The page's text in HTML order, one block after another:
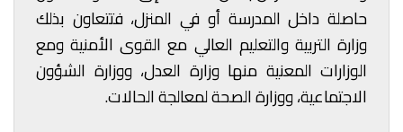
حاصلة داخل المدرسة أو في المنزل، فتتعاون بذلك
وزارة التربية والتعليم العالي مع القوى الأمنية ومع
الوزارات المعنية منها وزارة العدل، ووزارة الشؤون
الاجتماعية، ووزارة الصحة لمعالجة الحالات.